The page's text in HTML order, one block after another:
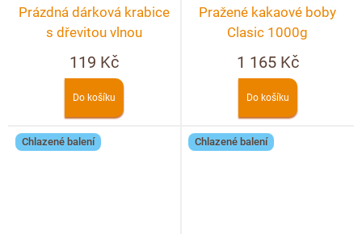
Prázdná dárková krabice
s dřevitou vlnou
119 Kč
Do košíku
Pražené kakaové boby
Clasic 1000g
1 165 Kč
Do košíku
Chlazené balení Chlazené balení